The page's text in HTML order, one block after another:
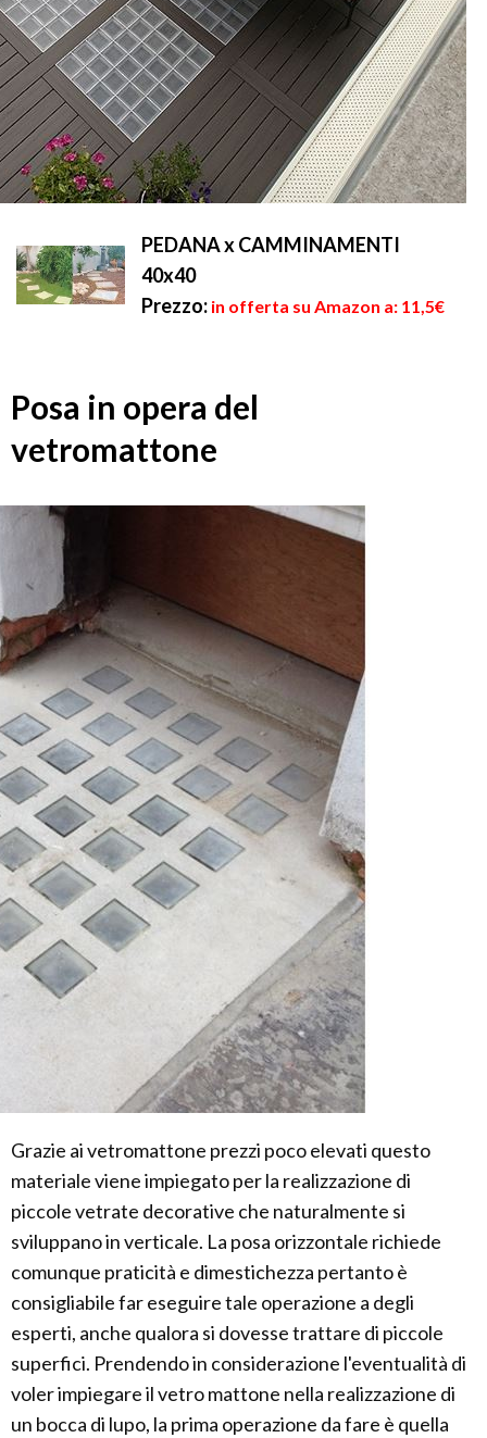
PEDANA x CAMMINAMENTI
40x40
Prezzo: in offerta su Amazon a: 11,5€
Posa in opera del
vetromattone
Grazie ai vetromattone prezzi poco elevati questo
materiale viene impiegato per la realizzazione di
piccole vetrate decorative che naturalmente si
sviluppano in verticale. La posa orizzontale richiede
comunque praticità e dimestichezza pertanto è
consigliabile far eseguire tale operazione a degli
esperti, anche qualora si dovesse trattare di piccole
superfici. Prendendo in considerazione l'eventualità di
voler impiegare il vetro mattone nella realizzazione di
un bocca di lupo, la prima operazione da fare è quella